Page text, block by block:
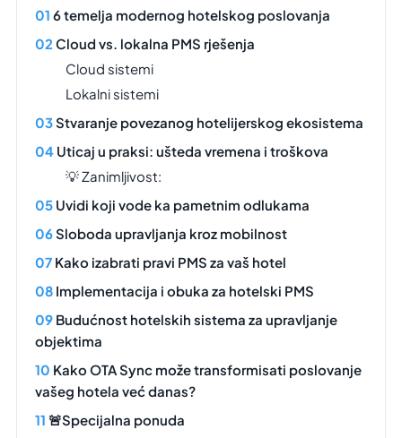
6 temelja modernog hotelskog poslovanja
Cloud vs. lokalna PMS rješenja
Cloud sistemi
Lokalni sistemi
Stvaranje povezanog hotelijerskog ekosistema
Uticaj u praksi: ušteda vremena i troškova
💡 Zanimljivost:
Uvidi koji vode ka pametnim odlukama
Sloboda upravljanja kroz mobilnost
Kako izabrati pravi PMS za vaš hotel
Implementacija i obuka za hotelski PMS
Budućnost hotelskih sistema za upravljanje
objektima
Kako OTA Sync može transformisati poslovanje
vašeg hotela već danas?
🚨Specijalna ponuda